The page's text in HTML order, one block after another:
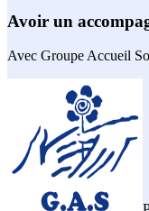
Avoir un
Avec Groupe Accueil